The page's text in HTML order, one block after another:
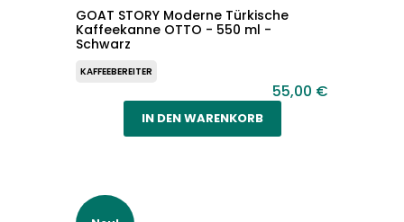
GOAT STORY Moderne Türkische
Kaffeekanne OTTO - 550 ml -
Schwarz
KAFFEEBEREITER
55,00 €
IN DEN WARENKORB